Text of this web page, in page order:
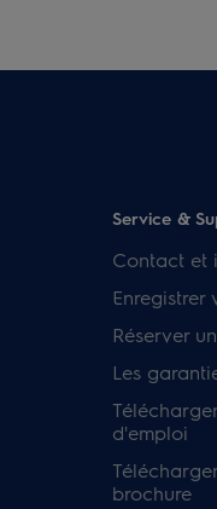
Service &
Contact et
Enregistrer
Réserver
Les
d'emploi
brochure